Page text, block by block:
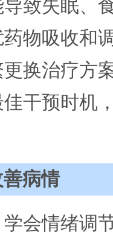
致失眠、
物吸收和
换治疗方
干预时机
病情
会情绪调